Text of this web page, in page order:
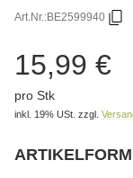
Art.Nr.:BE2599940
15,99 €
pro Stk
inkl. 19% USt. zzgl.
ARTIKELFORM